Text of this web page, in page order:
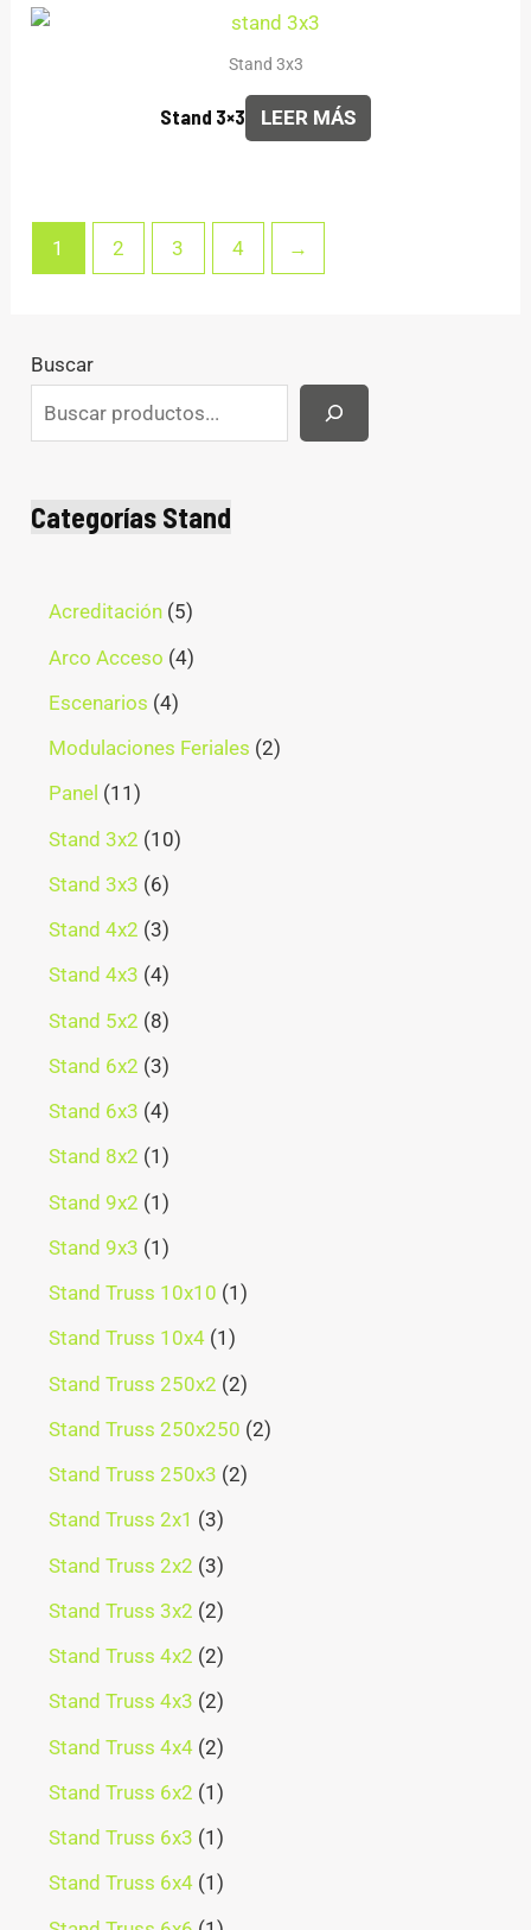
Stand 3x3
Stand 3×3 LEER MÁS
1 2 3 4 →
Buscar
Categorías Stand
Acreditación 5
Arco Acceso 4
Escenarios 4
Modulaciones Feriales 2
Panel
11
Stand 3x2 10
Stand 3x3 6
Stand 4x2 3
Stand 4x3 4
Stand 5x2 8
Stand 6x2 3
Stand 6x3 4
Stand 8x2 1
Stand 9x2 1
Stand 9x3 1
Stand Truss 10x10 1
Stand Truss 10x4 1
Stand Truss 250x2 2
Stand Truss 250x250 2
Stand Truss 250x3 2
Stand Truss 2x1
3
Stand Truss 2x2 3
Stand Truss 3x2 2
Stand Truss 4x2 2
Stand Truss 4x3 2
Stand Truss 4x4 2
Stand Truss 6x2 1
Stand Truss 6x3 1
Stand Truss 6x4 1